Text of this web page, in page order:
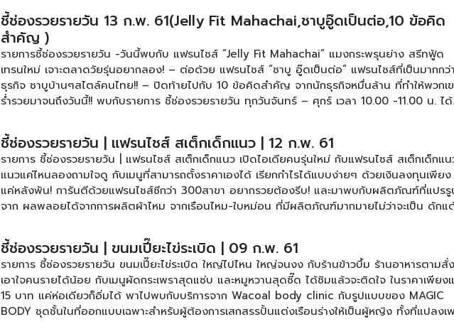
รายการ [คลิก]
ชี้ช่องรวยรายวัน 13 ก.พ. 61(Jelly Fit Mahachai,ชาบูอู๊ดเป็นต่อ,10 ข้อคิด
สำคัญ )
รายการชี้ช่องรวยรายวัน -วันนี้พบกับ แฟรนไชส์ “Jelly Fit Mahachai” แมงกระพรุนย่าง สรีทฟู้ด
เทรนใหม่ เจาะตลาดวัยรุ่นอยากลอง! – ต่อด้วย แฟรนไชส์ “ชาบู อู๊ดเป็นต่อ” แฟรนไชส์ที่เป็นมากกว่า
ธุรกิจ ชาบูบ้านๆสไตล์คนไทย!! – ปิดท้ายไปกับ 10 ข้อคิดสำคัญ จากนักธุรกิจหมื่นล้าน ที่ทำให้พวกเ
ร่ำรวยมาจนถึงวันนี้!! พบกับรายการ ชี้ช่องรวยรายวัน ทุกวันจันทร์ – ศุกร์ เวลา 10.00 -11.00 น. ได้
www.facebook.com/smartsme ดูตอนอื่นๆของรายการ [คลิก]
ชี้ช่องรวยรายวัน | แฟรนไชส์ สเต็กเด็กแนว | 12 ก.พ. 61
รายการ ชี้ช่องรวยรายวัน | แฟรนไชส์ สเต็กเด็กแนว เปิดไอเดียคนรุ่นใหม่ กับแฟรนไชส์ สเต็กเด็กแน
แนวแค่ไหนลองถามใจดู กับเมนูที่สามารถตั้งราคาเองได้ เรียกกำไรได้แบบง่ายๆ ด้วยเงินลงทุนเพียง
แค่หลังพัน! การันตีด้วยแฟรนไชส์ซีกว่า 300สาขา อยากรวยต้องรีบ! และมาพบกับผลิตภัณฑ์ที่แปรรู
จาก ผลพลอยได้จากการผลิตผ้าไหม จากเรือนไหม-ใบหม่อน ที่มีผลิตภัณฑ์มากมายไม่ว่าจะเป็น ดักแ
ข้อคิดสำคัญ จากนักธุรกิจหมื่นล้าน ที่ทำให้พวกเขาร่ำรวยมาจนถึงวันนี้! พบกับรายการ ชี้ช่องรวยราย
วัน ทุกวันจันทร์ – ศุกร์ เวลา 10.00 -11.00 น. ได้ทาง ช่อง SmartSME ทรู 49 ติดตามข้อมูลเพิ่ม
เติมของรายการได้ที่ เฟสบุ๊ค : www.facebook.com/smartsme ดูตอนอื่นๆของรายการ [คลิก]
ชี้ช่องรวยรายวัน | ขนมเปี๊ยะไข่ระเบิด | 09 ก.พ. 61
รายการ ชี้ช่องรวยรายวัน ขนมเปี๊ยะไข่ระเบิด ใหญ่ไปไหน ใหญ่จนงง กับร้านข้าวบึ้ม ร้านอาหารตามสั่ง
เอาใจคนรายได้น้อย กับเมนูผัดกระเพราสุดแซ่บ และหมูหวานสุดซี๊ด ได้ชิมแล้วจะติดใจ ในราคาเพียง
15 บาท แค่ห่อเดียวก็อิ่มได้ พาไปพบกับบริการจาก Wacoal body clinic กับรูปแบบของ MAGIC
BODY ชุดชั้นในที่ออกแบบเฉพาะสำหรับผู้ต้องการเสกสรรปั้นแต่งเรือนร่างให้เป็นผู้หญิง ทั้งที่แปลงเ